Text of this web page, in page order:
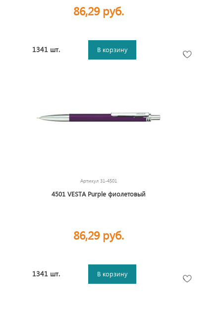
86,29 руб.
1341 шт. В корзину
Артикул 31-4501
4501 VESTA Purple фиолетовый
86,29 руб.
1341 шт. В корзину